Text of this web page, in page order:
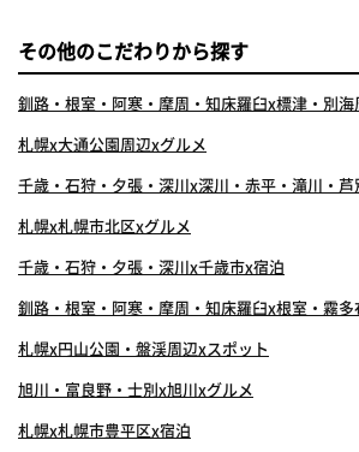
その他のこだわりから探す
釧路・根室・阿寒・摩周・知床羅臼x標津・別海
札幌x大通公園周辺xグルメ
千歳・石狩・夕張・深川x深川・赤平・滝川・芦
札幌x札幌市北区xグルメ
千歳・石狩・夕張・深川x千歳市x宿泊
釧路・根室・阿寒・摩周・知床羅臼x根室・霧
札幌x円山公園・盤渓周辺xスポット
旭川・富良野・士別x旭川xグルメ
札幌x札幌市豊平区x宿泊